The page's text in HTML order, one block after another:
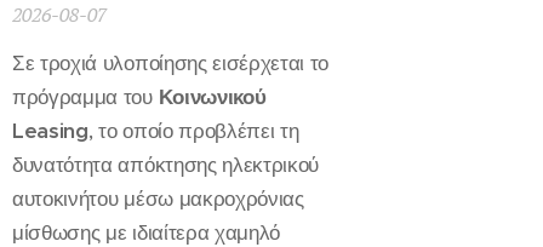
2026-08-07
Σε τροχιά υλοποίησης εισέρχεται το
πρόγραμμα του Κοινωνικού
Leasing, το οποίο προβλέπει τη
δυνατότητα απόκτησης ηλεκτρικού
αυτοκινήτου μέσω μακροχρόνιας
μίσθωσης με ιδιαίτερα χαμηλό